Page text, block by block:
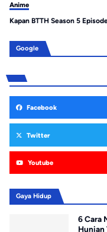
Anime
Kapan BTTH Season 5
Google
Facebook
Twitter
Youtube
Gaya Hidup
6 Cara
Hunian